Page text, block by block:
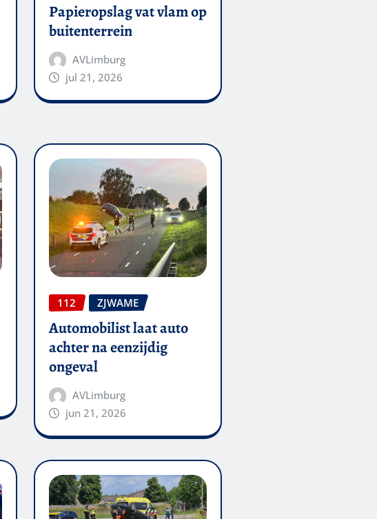
Papieropslag vat vlam op
buitenterrein
AVLimburg
jul 21, 2026
112 ZJWAME
Automobilist laat auto
achter na eenzijdig
ongeval
AVLimburg
jun 21, 2026